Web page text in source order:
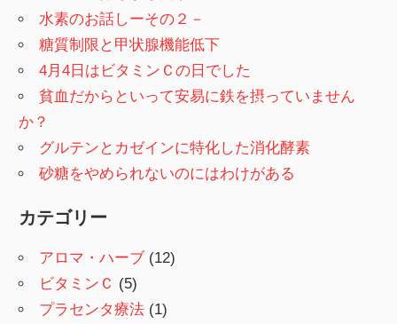
水素のお話しーその２－
糖質制限と甲状腺機能低下
4月4日はビタミンＣの日でした
貧血だからといって安易に鉄を摂っていません
か？
グルテンとカゼインに特化した消化酵素
砂糖をやめられないのにはわけがある
カテゴリー
アロマ・ハーブ(12)
ビタミンＣ (5)
プラセンタ療法 (1)